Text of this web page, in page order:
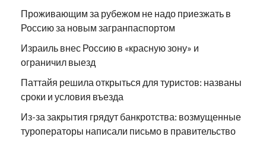
Проживающим за рубежом не надо приезжать в
Россию за новым загранпаспортом
Израиль внес Россию в «красную зону» и
ограничил выезд
Паттайя решила открыться для туристов: названы
сроки и условия въезда
Из-за закрытия грядут банкротства: возмущенные
туроператоры написали письмо в правительство